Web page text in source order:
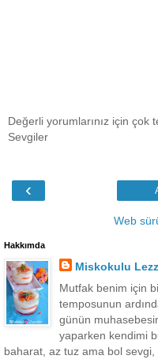
Değerli yorumlarınız için çok
Sevgiler
‹
Web
Hakkımda
Miskokulu
Mutfak benim için
temposunun
günün
yaparken kendimi
baharat, az tuz ama bol sevgi,